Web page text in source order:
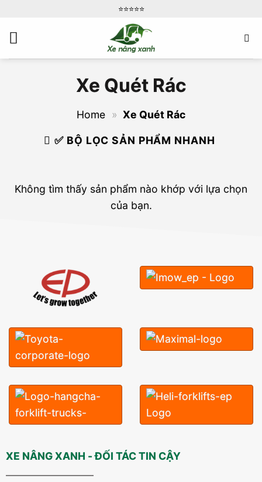
nội
dung
⭐️⭐️⭐️⭐️⭐️
Xe Quét Rác
Home » Xe Quét Rác
✅ BỘ LỌC SẢN PHẨM NHANH
Không tìm thấy sản phẩm nào khớp với lựa chọn
của bạn.
XE NÂNG XANH - ĐỐI TÁC TIN CẬY